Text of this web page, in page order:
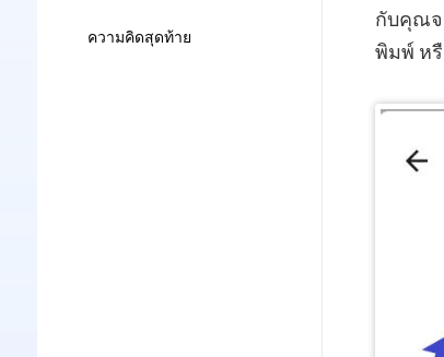
ความคิดสุดท้าย
กับคุณจ
พิมพ์ หรื